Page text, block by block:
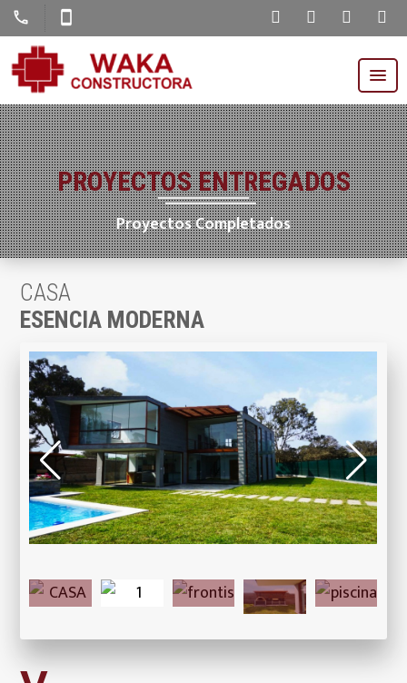
call smartphone
PROYECTOS ENTREGADOS
Proyectos Completados
CASA
ESENCIA MODERNA